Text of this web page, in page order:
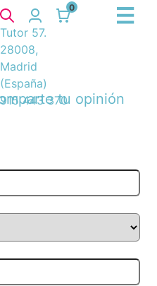
0
Tutor 57.
28008,
Madrid
(España)
915 443 370tu opinión